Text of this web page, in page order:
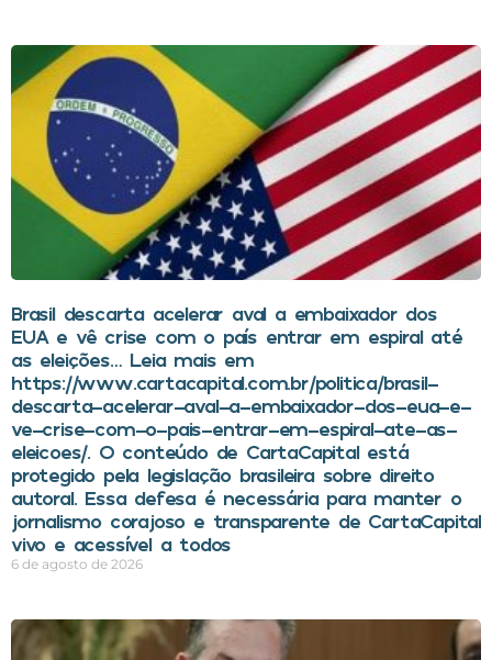
Brasil descarta acelerar aval a embaixador dos
EUA e vê crise com o país entrar em espiral até
as eleições… Leia mais em
https://www.cartacapital.com.br/politica/brasil-
descarta-acelerar-aval-a-embaixador-dos-eua-e-
ve-crise-com-o-pais-entrar-em-espiral-ate-as-
eleicoes/. O conteúdo de CartaCapital está
protegido pela legislação brasileira sobre direito
autoral. Essa defesa é necessária para manter o
jornalismo corajoso e transparente de CartaCapital
vivo e acessível a todos
6 de agosto de 2026